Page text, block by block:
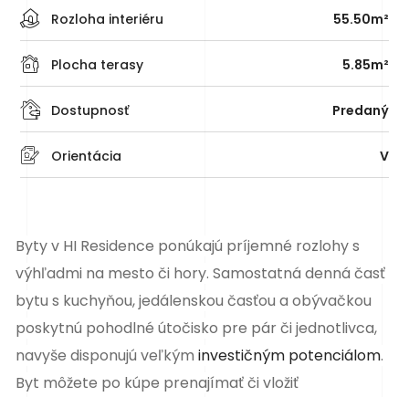
Rozloha interiéru 55.50m²
Dostupnosť Predaný
Orientácia V
Plocha terasy 5.85m²
Byty v HI Residence ponúkajú príjemné rozlohy s
výhľadmi na mesto či hory. Samostatná denná časť
bytu s kuchyňou, jedálenskou časťou a obývačkou
poskytnú pohodlné útočisko pre pár či jednotlivca,
navyše disponujú veľkýminvestičným potenciálom.
Byt môžete po kúpe prenajímať či vložiť